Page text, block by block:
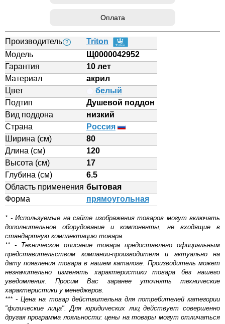
Оплата
Производитель ?
Triton
Модель
Щ0000042952
Гарантия
10 лет
Материал
акрил
Цвет
белый
Подтип
Душевой поддон
Вид поддона
низкий
Страна
Россия
Ширина (см)
80
Длина (см)
120
Высота (см)
17
Глубина (см)
6.5
Область применения бытовая
Форма
прямоугольная
* - Используемые на сайте изображения товаров могут включать
дополнительное оборудование и компоненты, не входящие в
стандартную комплектацию товара.
** - Техническое описание товара предоставлено официальным
представительством компании-производителя и актуально на
дату появления товара в нашем каталоге. Производитель может
незначительно изменять характеристики товара без нашего
уведомления. Просим Вас заранее уточнять технические
характеристики у менеджеров.
*** - Цена на товар действительна для потребителей категории
"физические лица". Для юридических лиц действует совершенно
другая программа лояльности: цены на товары могут отличаться